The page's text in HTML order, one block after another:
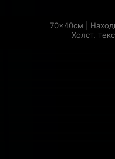
70×40см |
Холст,